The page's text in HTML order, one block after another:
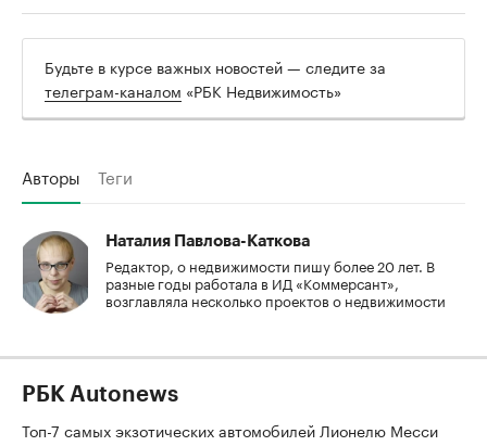
Будьте в курсе важных новостей — следите за
телеграм-каналом «РБК Недвижимость»
Авторы Теги
Наталия Павлова-Каткова
Редактор, о недвижимости пишу более 20 лет. В
разные годы работала в ИД «Коммерсант»,
возглавляла несколько проектов о недвижимости
РБК Autonews
Топ-7 самых экзотических автомобилей Лионелю Месси